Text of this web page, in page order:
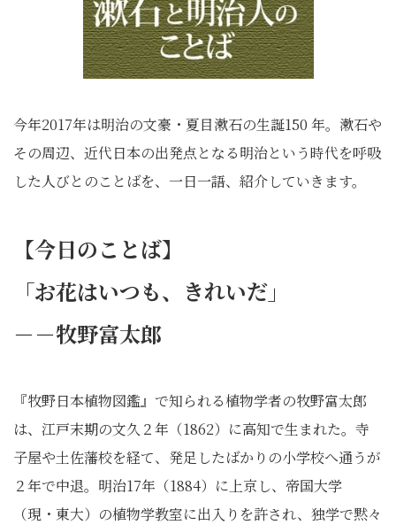
今年2017年は明治の文豪・夏目漱石の生誕150 年。漱石や
その周辺、近代日本の出発点となる明治という時代を呼吸
した人びとのことばを、一日一語、紹介していきます。
【今日のことば】
「お花はいつも、きれいだ」
－－牧野富太郎
『牧野日本植物図鑑』で知られる植物学者の牧野富太郎
は、江戸末期の文久２年（1862）に高知で生まれた。寺
子屋や土佐藩校を経て、発足したばかりの小学校へ通うが
２年で中退。明治17年（1884）に上京し、帝国大学
（現・東大）の植物学教室に出入りを許され、独学で黙々